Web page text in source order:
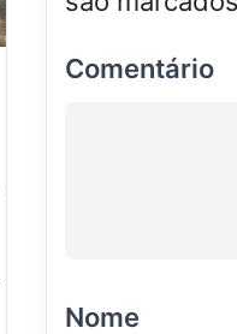
Comentário
Nome